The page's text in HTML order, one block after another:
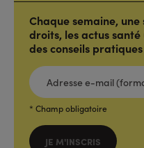
Chaque semaine, une
droits, les actus
des conseils
ADRESSE
E-
MAIL
(FORMAT:
NOM@DOMAINE.COM)*
* Champ obligatoire
JE M'INSCRIS